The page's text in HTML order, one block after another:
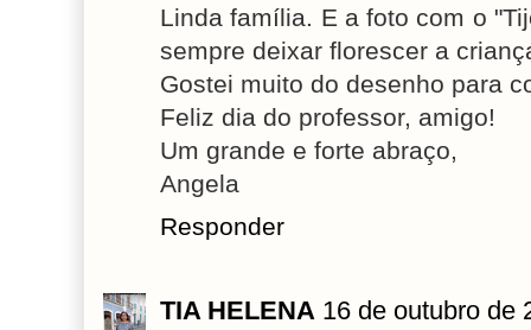
Linda família. E a foto com o
sempre deixar florescer a
Gostei muito do desenho para
Feliz dia do professor, amigo!
Um grande e forte abraço,
Angela
Responder
TIA HELENA 16 de outubro de